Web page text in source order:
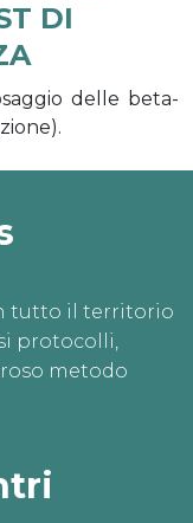
DI
delle beta-
tutto il territorio
protocolli,
metodo